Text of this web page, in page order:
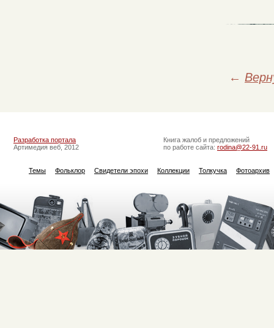
←
Разработка портала
Артимедия веб, 2012
Книга жалоб и предложений
по работе сайта: rodina@22-91.ru
Темы Фольклор Свидетели эпохи Коллекции Толкучка Фотоархив